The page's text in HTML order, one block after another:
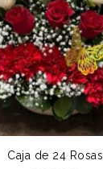
Caja de 24 Rosas